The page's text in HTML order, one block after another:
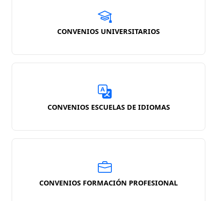
CONVENIOS UNIVERSITARIOS
CONVENIOS ESCUELAS DE IDIOMAS
CONVENIOS FORMACIÓN PROFESIONAL